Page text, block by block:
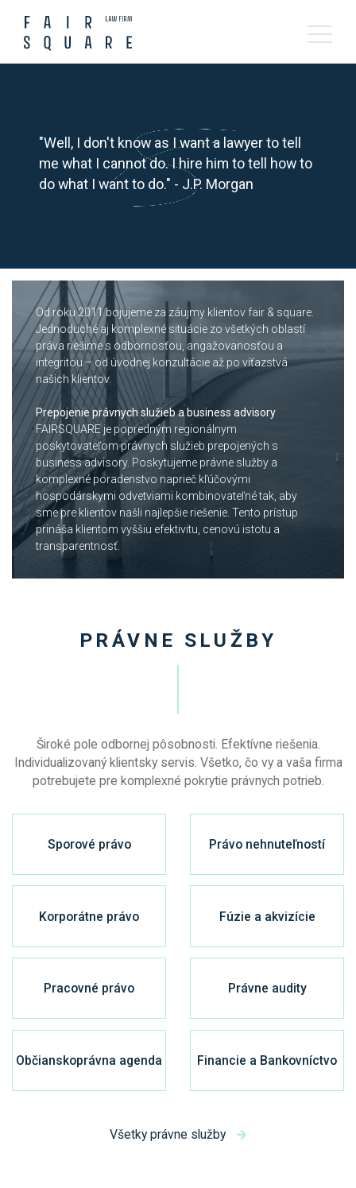
"Well, I don't know as I want a lawyer to tell
me what I cannot do. I hire him to tell how to
do what I want to do." - J.P. Morgan
Od roku 2011 bojujeme za záujmy klientov fair & square.
Jednoduché aj komplexné situácie zo všetkých oblastí
práva riešime s odbornosťou, angažovanosťou a
integritou – od úvodnej konzultácie až po víťazstvá
našich klientov.
Prepojenie právnych služieb a business advisory
FAIRSQUARE je popredným regionálnym
poskytovateľom právnych služieb prepojených s
business advisory. Poskytujeme právne služby a
komplexné poradenstvo naprieč kľúčovými
hospodárskymi odvetviami kombinovateľné tak, aby
sme pre klientov našli najlepšie riešenie. Tento prístup
prináša klientom vyššiu efektivitu, cenovú istotu a
transparentnosť.
PRÁVNE SLUŽBY
Široké pole odbornej pôsobnosti. Efektívne riešenia.
Individualizovaný klientsky servis. Všetko, čo vy a vaša firma
potrebujete pre komplexné pokrytie právnych potrieb.
Sporové právo Právo nehnuteľností
Korporátne právo Fúzie a akvizície
Pracovné právo Právne audity
Občianskoprávna agenda Financie a Bankovníctvo
Všetky právne služby